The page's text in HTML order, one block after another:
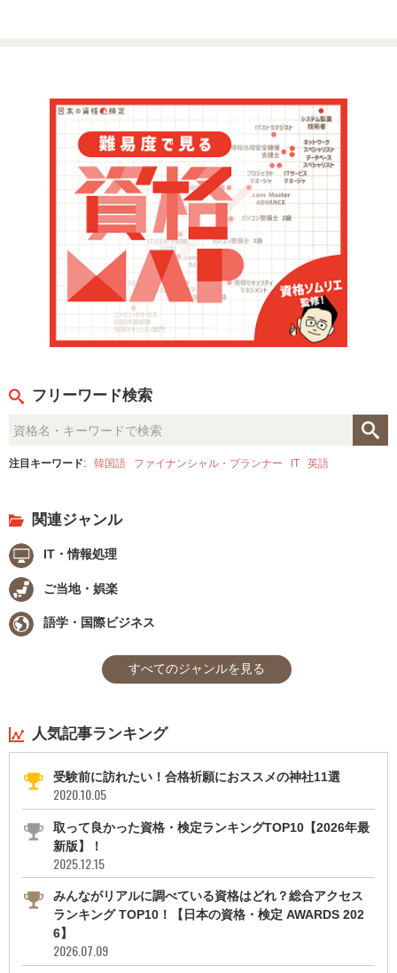
フリーワード検索
注目キーワード: 韓国語 ファイナンシャル・プランナー IT 英語
関連ジャンル
IT・情報処理
ご当地・娯楽
語学・国際ビジネス
すべてのジャンルを見る
人気記事ランキング
受験前に訪れたい！合格祈願におススメの神社11選
2020.10.05
取って良かった資格・検定ランキングTOP10【2026年最
新版】！
2025.12.15
みんながリアルに調べている資格はどれ？総合アクセス
ランキング TOP10！【日本の資格・検定 AWARDS 202
6】
2026.07.09